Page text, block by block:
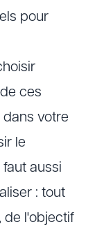
pour
ces
dans votre
le
aussi
: tout
de l'objectif